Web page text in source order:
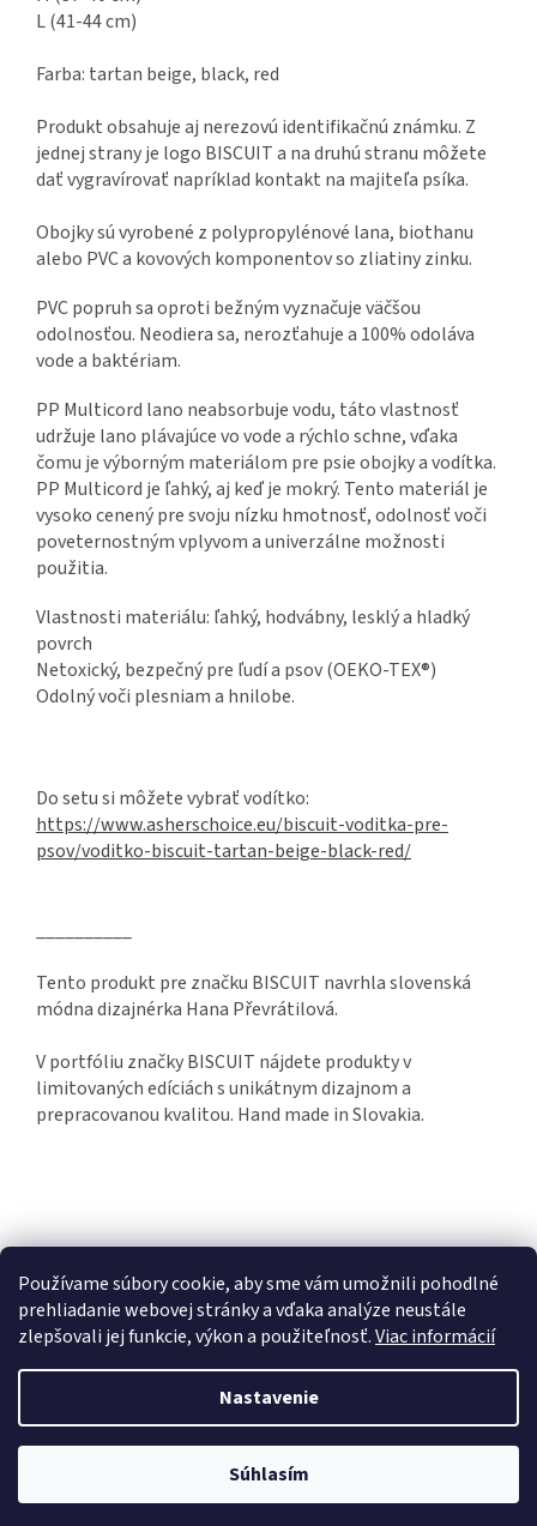
Používame súbory cookie, aby sme vám umožnili pohodlné
prehliadanie webovej stránky a vďaka analýze neustále
zlepšovali jej funkcie, výkon a použiteľnosť.Viac informácií
Nastavenie
Súhlasím
L (41-44 cm)
Farba: tartan beige, black, red
Produkt obsahuje aj nerezovú identifikačnú známku. Z
jednej strany je logo BISCUIT a na druhú stranu môžete
dať vygravírovať napríklad kontakt na majiteľa psíka.
Obojky sú vyrobené z polypropylénové lana, biothanu
alebo PVC a kovových komponentov so zliatiny zinku.
PVC popruh sa oproti bežným vyznačuje väčšou
odolnosťou. Neodiera sa, nerozťahuje a 100% odoláva
vode a baktériam.
PP Multicord lano neabsorbuje vodu, táto vlastnosť
udržuje lano plávajúce vo vode a rýchlo schne, vďaka
čomu je výborným materiálom pre psie obojky a vodítka.
PP Multicord je ľahký, aj keď je mokrý. Tento materiál je
vysoko cenený pre svoju nízku hmotnosť, odolnosť voči
poveternostným vplyvom a univerzálne možnosti
použitia.
Vlastnosti materiálu: ľahký, hodvábny, lesklý a hladký
povrch
Netoxický, bezpečný pre ľudí a psov (OEKO-TEX®)
Odolný voči plesniam a hnilobe.
Do setu si môžete vybrať vodítko:
https://www.asherschoice.eu/biscuit-voditka-pre-
psov/voditko-biscuit-tartan-beige-black-red/
Tento produkt pre značku BISCUIT navrhla slovenská
módna dizajnérka Hana Převrátilová.
V portfóliu značky BISCUIT nájdete produkty v
limitovaných edíciách s unikátnym dizajnom a
prepracovanou kvalitou. Hand made in Slovakia.
Vytvoril Shoptet
AshersChoice.eu. Všetky práva vyhradené.